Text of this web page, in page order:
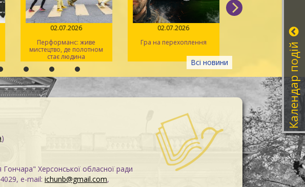
Всі новини
02.07.2026
Перформанс: живе
мистецтво, де полотном
стає людина
02.07.2026
Гра на перехоплення
14.06.2026
Іван Миколайчук –
українського
)
Гончара" Херсонської обласної ради
e-mail: ichunb@gmail.com,
Календар подій